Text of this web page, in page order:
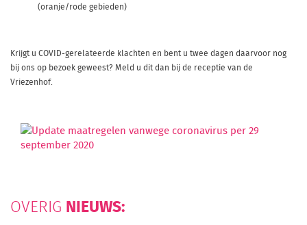
(oranje/rode gebieden)
Krijgt u COVID-gerelateerde klachten en bent u twee dagen daarvoor nog
bij ons op bezoek geweest? Meld u dit dan bij de receptie van de
Vriezenhof.
OVERIG NIEUWS: